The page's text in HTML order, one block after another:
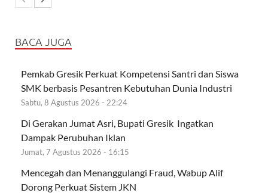
BACA JUGA
Pemkab Gresik Perkuat Kompetensi Santri dan Siswa
SMK berbasis Pesantren Kebutuhan Dunia Industri
Sabtu, 8 Agustus 2026 - 22:24
Di Gerakan Jumat Asri, Bupati Gresik Ingatkan
Dampak Perubuhan Iklan
Jumat, 7 Agustus 2026 - 16:15
Mencegah dan Menanggulangi Fraud, Wabup Alif
Dorong Perkuat Sistem JKN